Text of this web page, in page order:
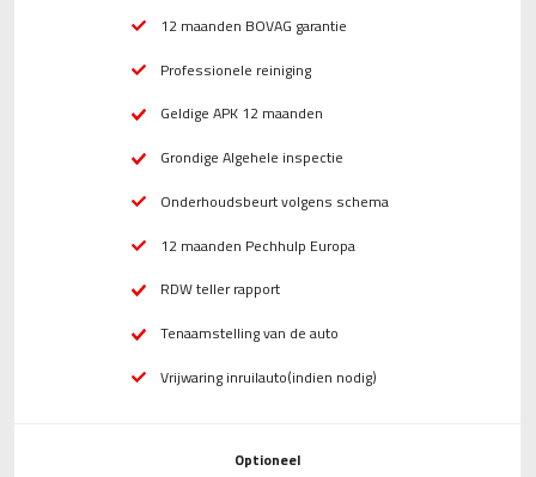
12 maanden BOVAG garantie
Professionele reiniging
Geldige APK 12 maanden
Grondige Algehele inspectie
Onderhoudsbeurt volgens schema
12 maanden Pechhulp Europa
RDW teller rapport
Tenaamstelling van de auto
Vrijwaring inruilauto(indien nodig)
Optioneel